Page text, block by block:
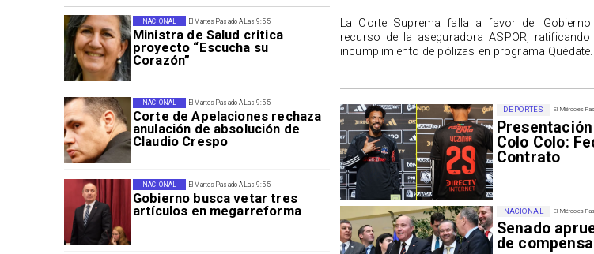
El Martes Pasado A Las 9:55
Ministra de Salud critica
proyecto “Escucha su
Corazón”
NACIONAL
El Martes Pasado A Las 9:55
Corte de Apelaciones rechaza
anulación de absolución de
Claudio Crespo
NACIONAL
El Martes Pasado A Las 9:55
Gobierno busca vetar tres
artículos en megarreforma
NACIONAL
El Miércoles
Colo Colo:
Contrato
DEPORTES
El Miércoles
Senado
de
NACIONAL
La Corte Suprema falla a favor del
recurso de la aseguradora ASPOR,
incumplimiento de pólizas en programa Quédate.